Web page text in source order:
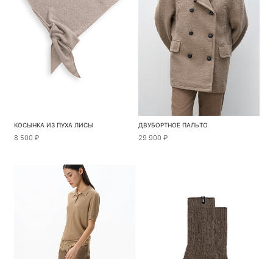
КОСЫНКА ИЗ ПУХА ЛИСЫ
8 500 ₽
ДВУБОРТНОЕ ПАЛЬТО
29 900 ₽